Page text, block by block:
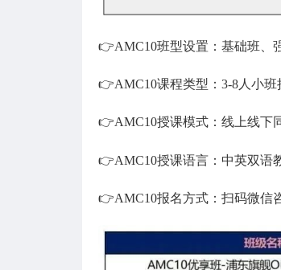
👉AMC10班型设置：基础班、
👉AMC10课程类型：3-8人小班
👉AMC10授课模式：线上线下
👉AMC10授课语言：中英双语
👉AMC10报名方式：扫码微信